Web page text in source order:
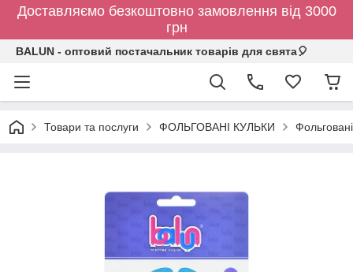
Доставляємо безкоштовно замовлення від 3000
грн
BALUN - оптовий постачальник товарів для свята🎈
Товари та послуги ФОЛЬГОВАНІ КУЛЬКИ